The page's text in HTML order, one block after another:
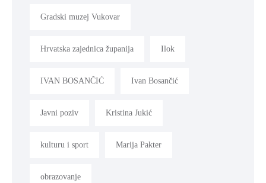
Gradski muzej Vukovar
Hrvatska zajednica županija Ilok
IVAN BOSANČIĆ Ivan Bosančić
Javni poziv Kristina Jukić
kulturu i sport Marija Pakter
obrazovanje